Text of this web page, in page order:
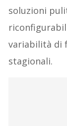
soluzioni
variabilità di
stagionali.